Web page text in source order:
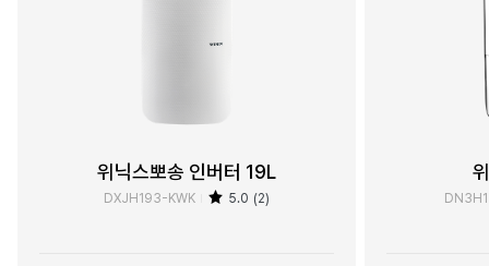
위닉스뽀송 인버터 19L
DXJH193-KWK 5.0 (2)